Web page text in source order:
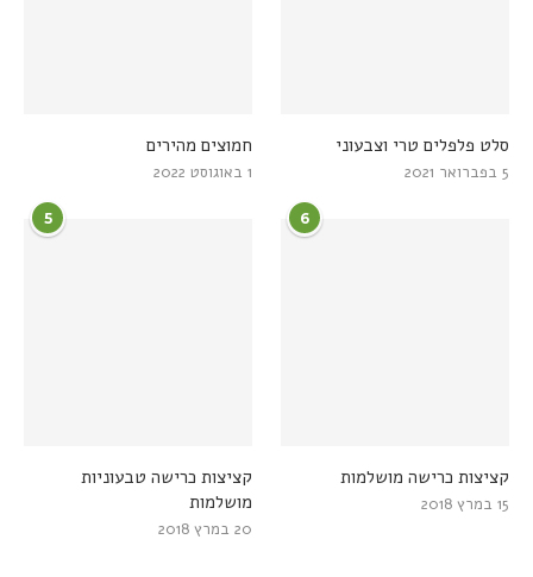
חמוצים מהירים
1 באוגוסט 2022
סלט פלפלים טרי וצבעוני
5 בפברואר 2021
5
קציצות כרישה טבעוניות
מושלמות
20 במרץ 2018
6
קציצות כרישה מושלמות
15 במרץ 2018